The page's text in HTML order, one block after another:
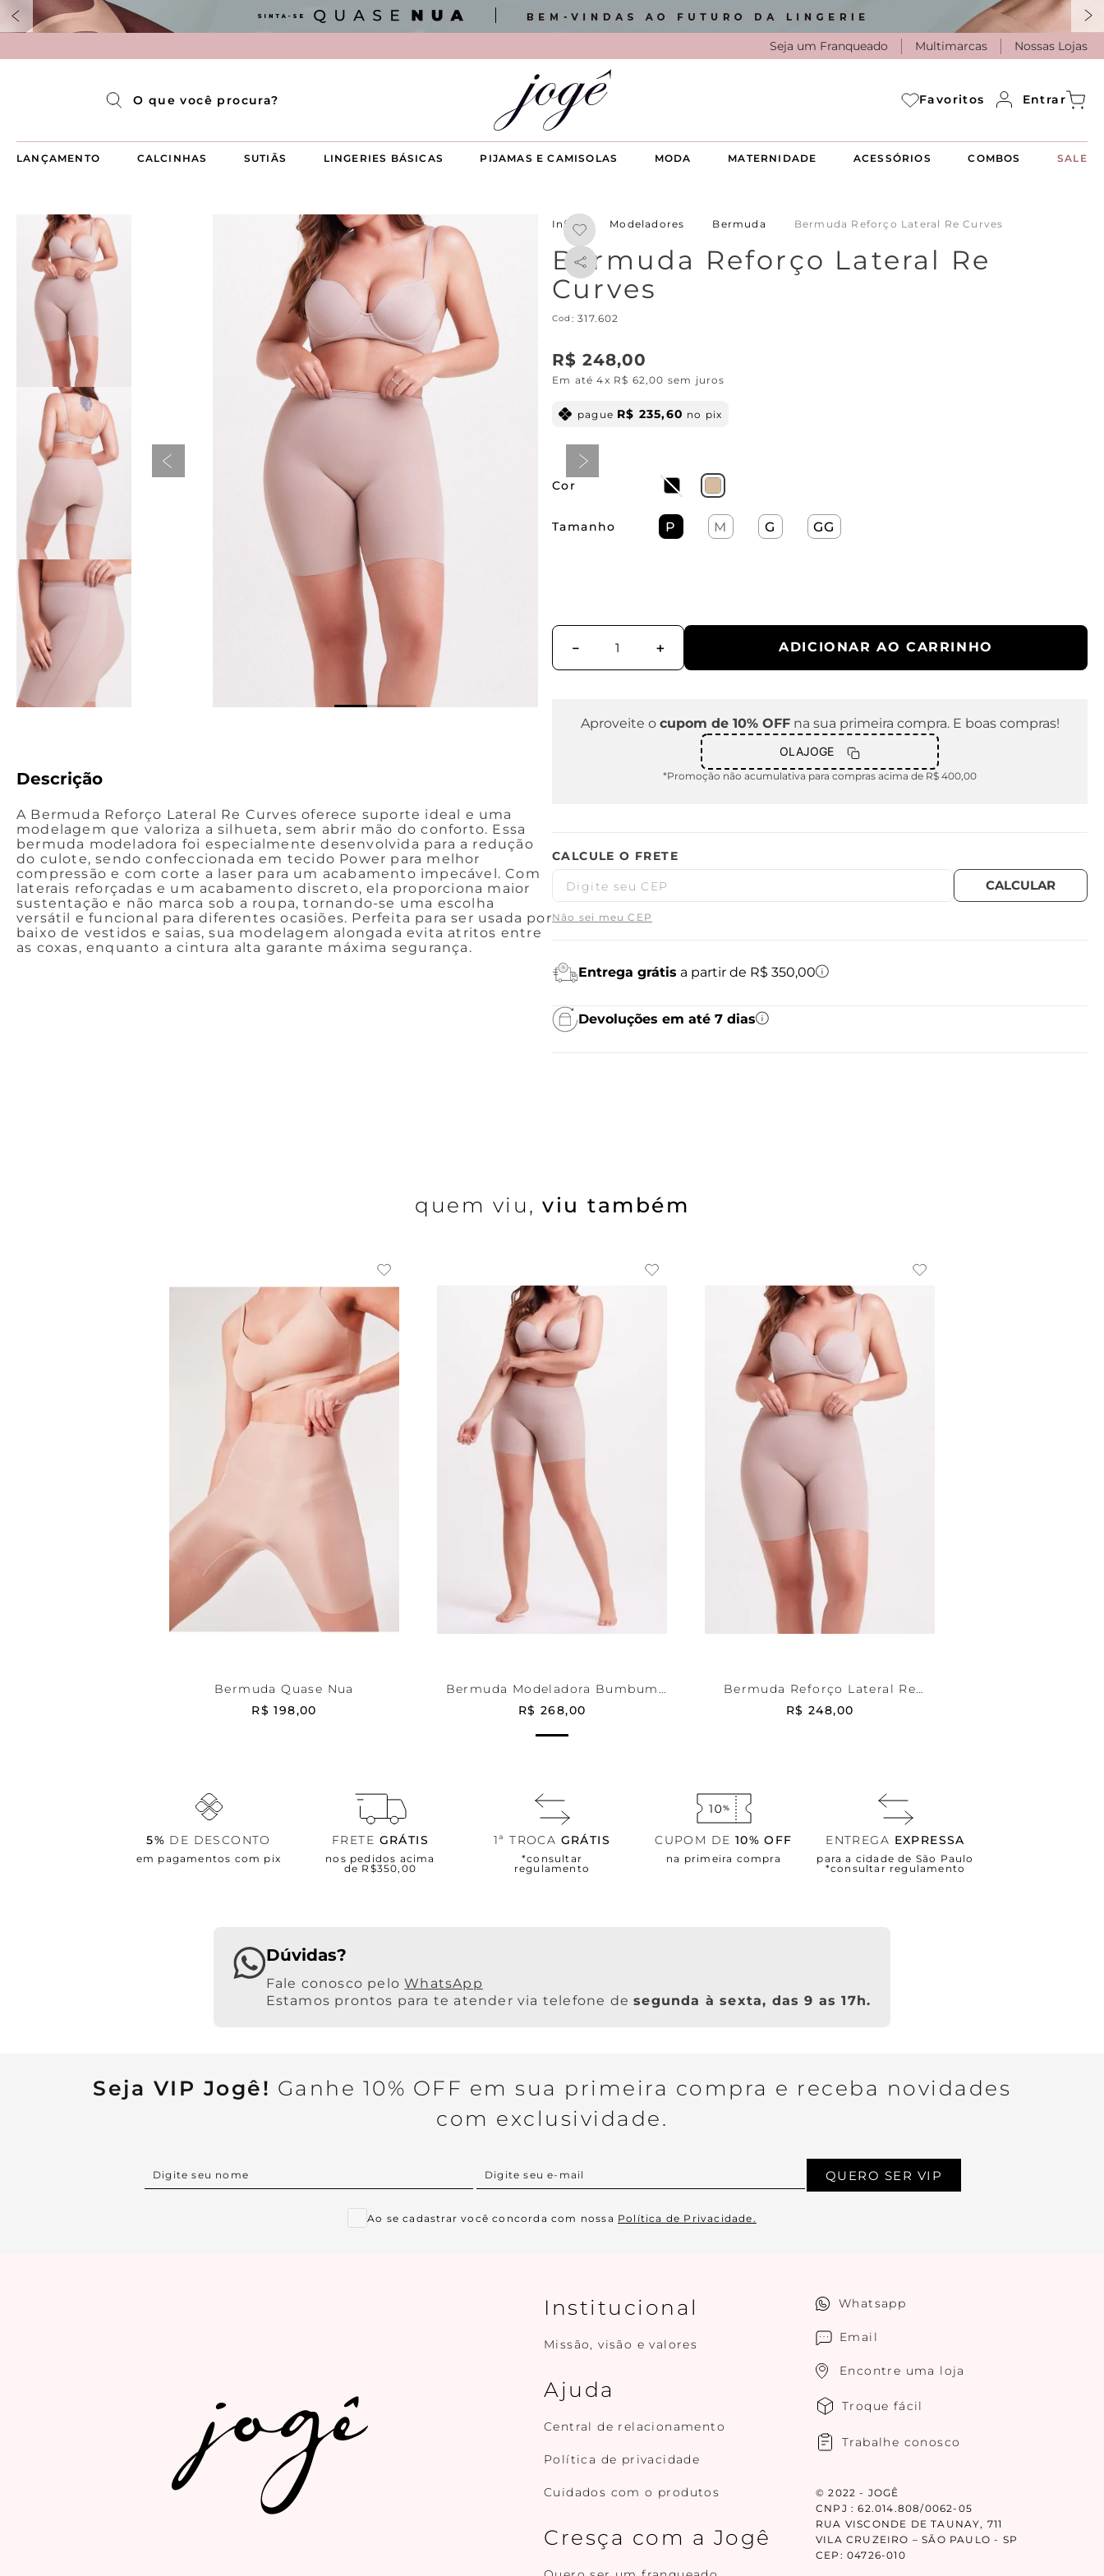
Seja um Franqueado Multimarcas Nossas Lojas
Favoritos Entrar
LANÇAMENTO CALCINHAS SUTIÃS LINGERIES BÁSICAS PIJAMAS E CAMISOLAS MODA MATERNIDADE ACESSÓRIOS COMBOS SALE
Pijama Longo Americado Aberto Luma
Pijama Capri Aberto
Pijama Curto Aberto
Descrição
A Bermuda Reforço Lateral Re Curves oferece suporte ideal e uma
modelagem que valoriza a silhueta, sem abrir mão do conforto. Essa
bermuda modeladora foi especialmente desenvolvida para a redução
do culote, sendo confeccionada em tecido Power para melhor
compressão e com corte a laser para um acabamento impecável. Com
laterais reforçadas e um acabamento discreto, ela proporciona maior
sustentação e não marca sob a roupa, tornando-se uma escolha
versátil e funcional para diferentes ocasiões. Perfeita para ser usada por
baixo de vestidos e saias, sua modelagem alongada evita atritos entre
as coxas, enquanto a cintura alta garante máxima segurança.
Modeladores Bermuda Bermuda Reforço Lateral Re Curves
Bermuda Reforço Lateral Re
Curves
: 317.602
R$ 248,00
Em até4x R$ 62,00 sem juros
pague R$ 235,60 no pix
Cor
Tamanho P M G GG
＋
－ ADICIONAR AO CARRINHO
Aproveite o cupom de 10% OFFna sua primeira compra. E boas compras!
OLAJOGE
*Promoção não acumulativa para compras acima de R$ 400,00
Não sei meu CEP
Entrega grátis a partir de R$ 350,00
Devoluções em até 7 dias
quem viu, viu também
Bege
Bermuda Quase Nua
R$ 198,00
Bermuda Modeladora Bumbum
Re Curves
R$ 268,00
P
Bermuda Reforço Lateral Re
Curves
R$ 248,00
5% DE DESCONTO
em pagamentos com pix
FRETE GRÁTIS
nos pedidos acima
de R$350,00
1ª TROCA GRÁTIS
*consultar
regulamento
CUPOM DE 10% OFF
na primeira compra
ENTREGA EXPRESSA
para a cidade de São Paulo
*consultar regulamento
Dúvidas?
WhatsApp
Estamos prontos para te atender via telefone desegunda à sexta, das 9 as 17h.
Seja VIP Jogê! Ganhe 10% OFF em sua primeira compra e receba novidades
com exclusividade.
QUERO SER VIP
Ao se cadastrar você concorda com nossa Política de Privacidade.
Institucional
Missão, visão e valores
Ajuda
Central de relacionamento
Política de privacidade
Cuidados com o produtos
Cresça com a Jogê
Whatsapp
Email
Encontre uma loja
Troque fácil
Trabalhe conosco
© 2022 - JOGÊ
CNPJ : 62.014.808/0062-05
RUA VISCONDE DE TAUNAY, 711
VILA CRUZEIRO – SÃO PAULO - SP
CEP: 04726-010